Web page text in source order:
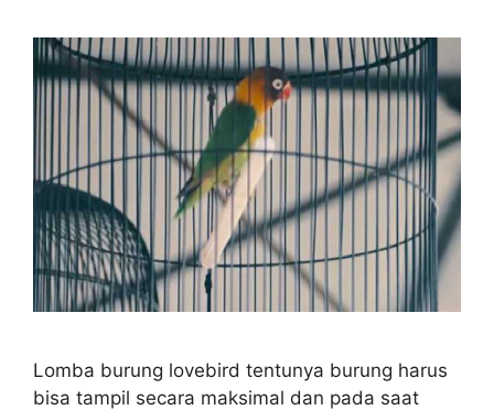
Lomba burung lovebird tentunya burung harus
bisa tampil secara maksimal dan pada saat